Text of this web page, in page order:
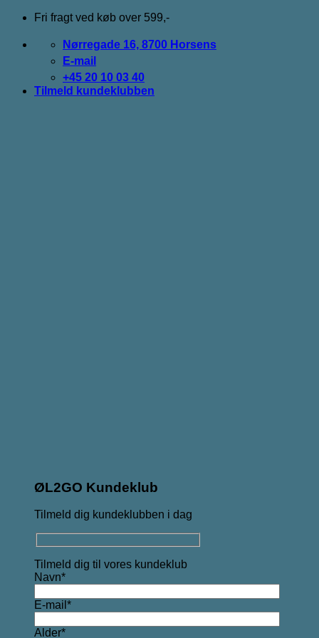
Fortsæt
indhold
Fri fragt ved køb over 599,-
Nørregade 16, 8700 Horsens
E-mail
+45 20 10 03 40
Tilmeld kundeklubben
ØL2GO Kundeklub
Tilmeld dig kundeklubben i dag
Tilmeld dig til vores kundeklub
Navn*
E-mail*
Alder*